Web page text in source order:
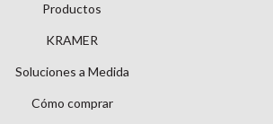
Productos
KRAMER
Soluciones a Medida
Cómo comprar